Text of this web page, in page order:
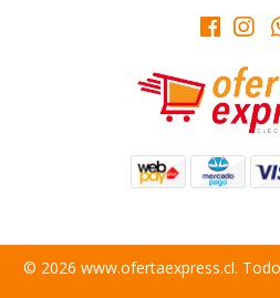
© 2026 www.ofertaexpress.cl.